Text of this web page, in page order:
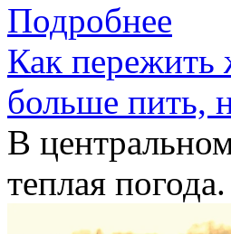
Подробнее
Как пережить
больше пить,
В
теплая погода.